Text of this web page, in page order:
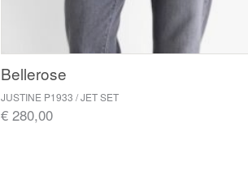
Bellerose
JUSTINE P1933 / JET SET
€ 280,00